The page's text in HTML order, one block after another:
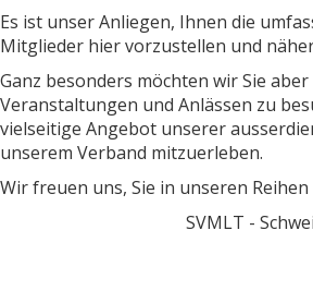
Es ist unser Anliegen, Ihnen die
Mitglieder hier vorzustellen und
Ganz besonders möchten wir Sie
Veranstaltungen und Anlässen zu
vielseitige Angebot unserer
unserem Verband mitzuerleben.
Wir freuen uns, Sie in unseren
SVMLT -